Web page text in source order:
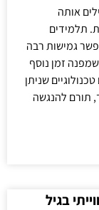
אותה
תלמידים
גמישות רבה
זמן נוסף
שניתן
תורם להנגשה
בגיל